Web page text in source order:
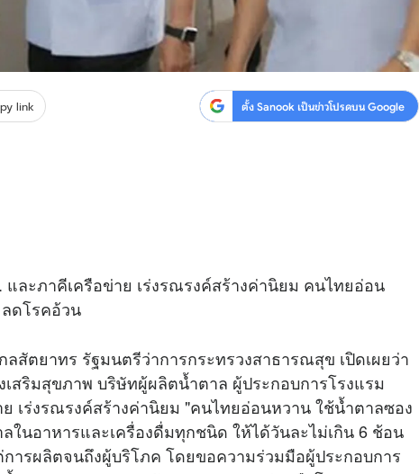
link ตั้ง Sanook เป็นข่าวโปรดบน Google
ละภาคีเครือข่าย เร่งรณรงค์สร้างค่านิยม คนไทยอ่อน
ดโรคอ้วน
สัตยาทร รัฐมนตรีว่าการกระทรวงสาธารณสุข เปิดเผยว่า
สริมสุขภาพ บริษัทผู้ผลิตน้ำตาล ผู้ประกอบการโรงแรม
เร่งรณรงค์สร้างค่านิยม "คนไทยอ่อนหวาน ใช้น้ำตาลซอง
ในอาหารและเครื่องดื่มทุกชนิด ให้ได้วันละไม่เกิน 6 ช้อน
ารผลิตจนถึงผู้บริโภค โดยขอความร่วมมือผู้ประกอบการ